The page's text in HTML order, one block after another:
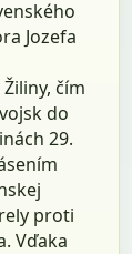
Jozefa
čím
do
29.
proti
Vďaka